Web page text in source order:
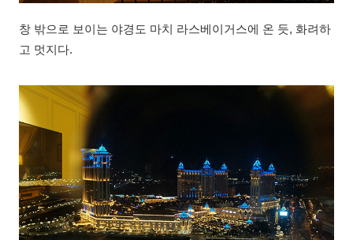
창 밖으로 보이는 야경도 마치 라스베이거스에 온 듯, 화려하
고 멋지다.